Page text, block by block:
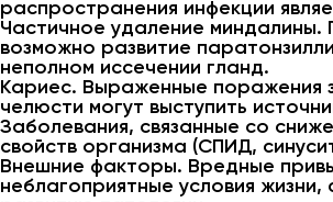
распространения инфекции
Частичное удаление миндалины.
возможно развитие
неполном иссечении гланд.
Кариес. Выраженные поражения
челюсти могут выступить
Заболевания, связанные со
свойств организма (СПИД,
Внешние факторы. Вредные
неблагоприятные условия жизни,